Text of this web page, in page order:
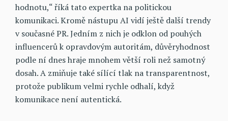
hodnotu,“ říká tato expertka na politickou
komunikaci. Kromě nástupu AI vidí ještě další trendy
v současné PR. Jedním z nich je odklon od pouhých
influencerů k opravdovým autoritám, důvěryhodnost
podle ní dnes hraje mnohem větší roli než samotný
dosah. A zmiňuje také sílící tlak na transparentnost,
protože publikum velmi rychle odhalí, když
komunikace není autentická.